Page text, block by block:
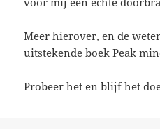
Meer hierover, en de
uitstekende boekPeak
Probeer het en blijf het